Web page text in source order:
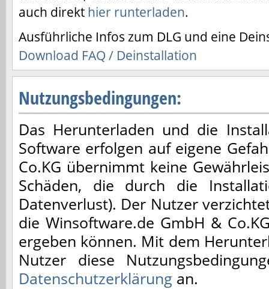
auch direkt hier runterladen.
Ausführliche Infos zum DLG und eine
Download FAQ / Deinstallation
Nutzungsbedingungen:
Das Herunterladen und die
Software erfolgen auf eigene
Co.KG übernimmt keine
Schäden, die durch die
Datenverlust). Der Nutzer
die Winsoftware.de GmbH &
ergeben können. Mit dem
Nutzer diese
Datenschutzerklärung an.